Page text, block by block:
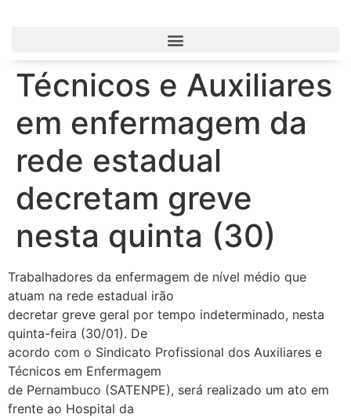
Técnicos e Auxiliares
em enfermagem da
rede estadual
decretam greve
nesta quinta (30)
Trabalhadores da enfermagem de nível médio que
atuam na rede estadual irão
decretar greve geral por tempo indeterminado, nesta
quinta-feira (30/01). De
acordo com o Sindicato Profissional dos Auxiliares e
Técnicos em Enfermagem
de Pernambuco (SATENPE), será realizado um ato em
frente ao Hospital da